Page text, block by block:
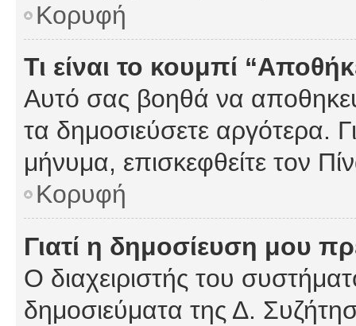
Κορυφή
Τι είναι το κουμπί
Αυτό σας βοηθά να
τα δημοσιεύσετε αργότερα.
μήνυμα, επισκεφθείτε τον
Κορυφή
Γιατί η δημοσίευση μου
Ο διαχειριστής του
δημοσιεύματα της Δ.